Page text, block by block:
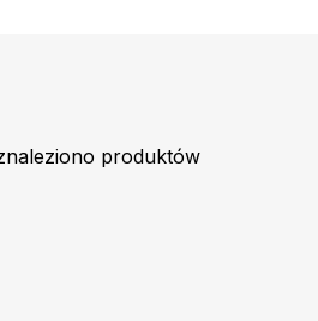
produktów